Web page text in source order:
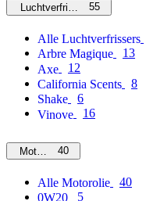
Luchtverfrissers55
Alle Luchtverfrissers
Arbre Magique
13
Axe
12
California Scents
8
Shake
6
Vinove
16
Motorolie40
Alle Motorolie
40
0W20
5